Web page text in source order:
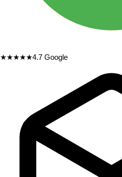
★★★★★4.7 Google